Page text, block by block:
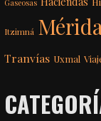
Gaseosas
Itzimná
Tranvías Uxmal